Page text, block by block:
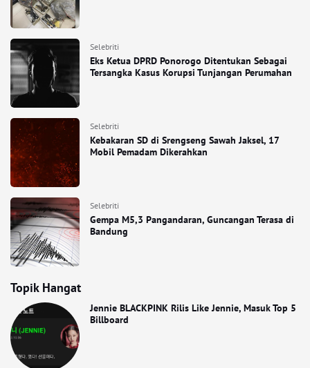
Selebriti
Eks Ketua DPRD Ponorogo Ditentukan Sebagai
Tersangka Kasus Korupsi Tunjangan Perumahan
Selebriti
Kebakaran SD di Srengseng Sawah Jaksel, 17
Mobil Pemadam Dikerahkan
Selebriti
Gempa M5,3 Pangandaran, Guncangan Terasa di
Bandung
Topik Hangat
Jennie BLACKPINK Rilis Like Jennie, Masuk Top 5
Billboard